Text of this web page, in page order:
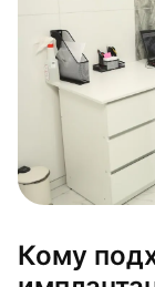
Кому